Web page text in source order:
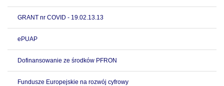
GRANT nr COVID - 19.02.13.13
ePUAP
Dofinansowanie ze środków PFRON
Fundusze Europejskie na rozwój cyfrowy